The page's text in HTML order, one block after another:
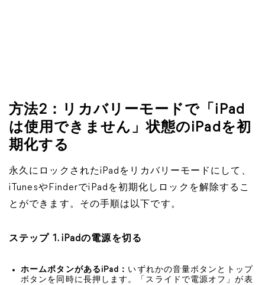
方法2：リカバリーモードで「iPad
は使用できません」状態のiPadを初
期化する
永久にロックされたiPadをリカバリーモードにして、
iTunesやFinderでiPadを初期化しロックを解除するこ
とができます。その手順は以下です。
ステップ 1. iPadの電源を切る
ホームボタンがあるiPad： いずれかの音量ボタンとトップ
ボタンを同時に長押します。「スライドで電源オフ」が表